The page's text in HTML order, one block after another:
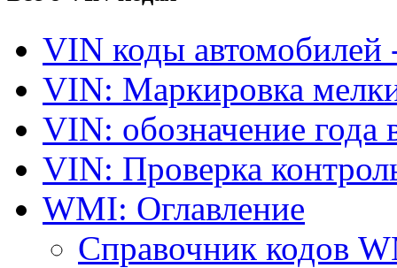
VIN коды автомобилей
VIN: Маркировка
VIN: обозначение года
VIN: Проверка
WMI: Оглавление
Справочник кодов